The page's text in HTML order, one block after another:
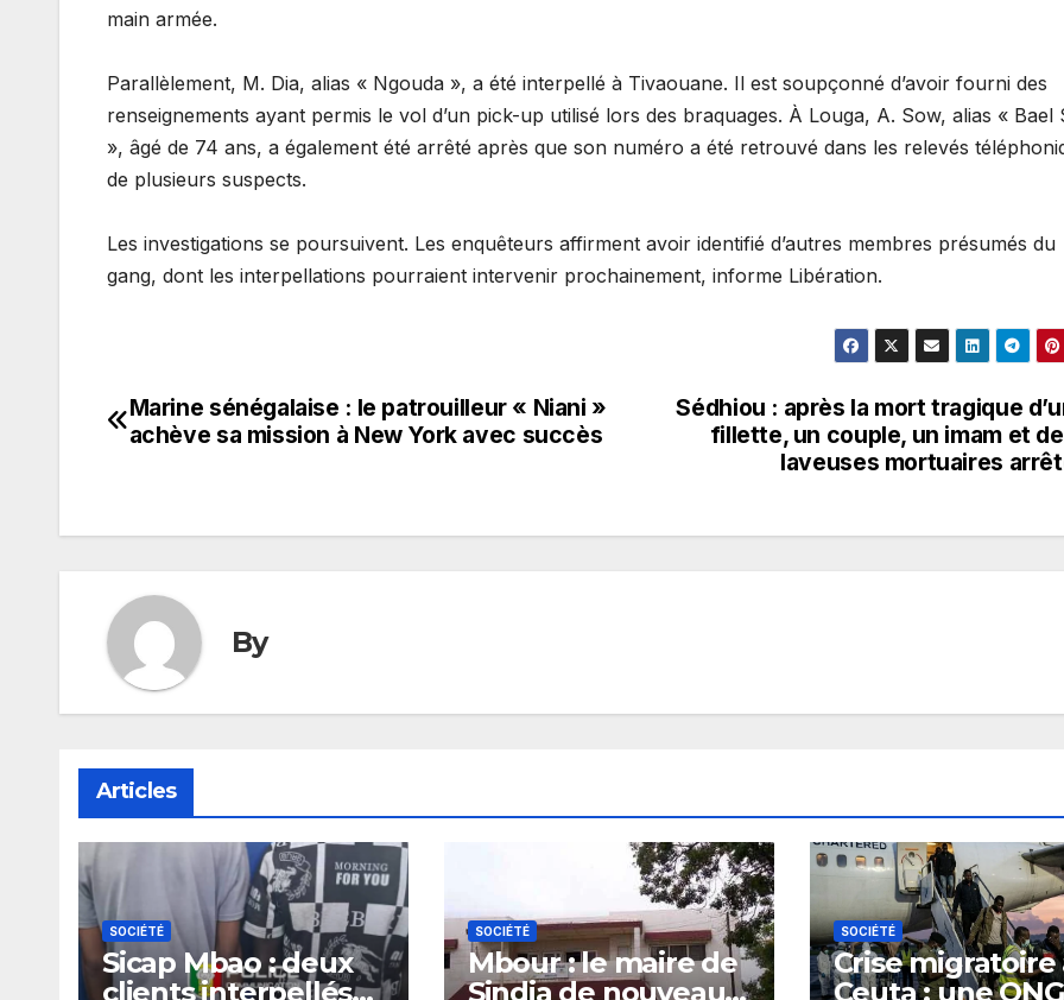
main armée.
Parallèlement, M. Dia, alias « Ngouda », a été interpellé à Tivaouane. Il est soupçonné d’avoir fourni des
renseignements ayant permis le vol d’un pick-up utilisé lors des braquages. À Louga, A. Sow, alias « Bael
», âgé de 74 ans, a également été arrêté après que son numéro a été retrouvé dans les relevés
de plusieurs suspects.
Les investigations se poursuivent. Les enquêteurs affirment avoir identifié d’autres membres présumés du
gang, dont les interpellations pourraient intervenir prochainement, informe Libération.
Navigation
Sédhiou : après la mort tragique
fillette, un couple, un imam et
laveuses mortuaires
Marine sénégalaise : le patrouilleur « Niani »
achève sa mission à New York avec succès
By
Articles
SOCIÉTÉ
Sicap Mbao : deux
clients interpellés
SOCIÉTÉ
Mbour : le maire de
Sindia de nouveau
SOCIÉTÉ
Crise migratoire
Ceuta : une ONG